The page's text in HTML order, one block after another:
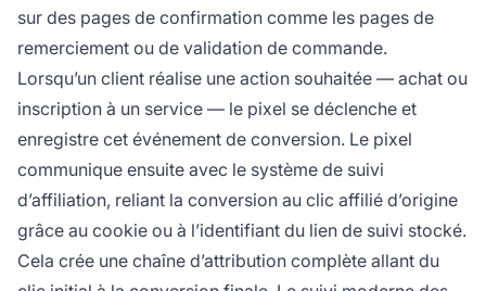
sur des pages de confirmation comme les pages de
remerciement ou de validation de commande.
Lorsqu’un client réalise une action souhaitée — achat ou
inscription à un service — le pixel se déclenche et
enregistre cet événement de conversion. Le pixel
communique ensuite avec le système de suivi
d’affiliation, reliant la conversion au clic affilié d’origine
grâce au cookie ou à l’identifiant du lien de suivi stocké.
Cela crée une chaîne d’attribution complète allant du